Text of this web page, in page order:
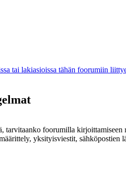
tai lakiasioissa tähän foorumiin
tarvitaanko foorumilla
yksityisviestit,